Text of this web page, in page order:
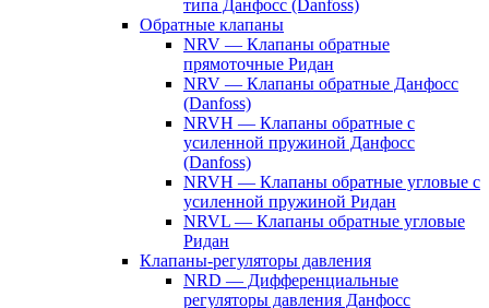
типа Данфосс (Danfoss)
Обратные клапаны
NRV — Клапаны обратные
прямоточные Ридан
NRV — Клапаны обратные Данфосс
(Danfoss)
NRVH — Клапаны обратные с
усиленной пружиной Данфосс
(Danfoss)
NRVH — Клапаны обратные угловые с
усиленной пружиной Ридан
NRVL — Клапаны обратные угловые
Ридан
Клапаны-регуляторы давления
NRD — Дифференциальные
регуляторы давления Данфосс